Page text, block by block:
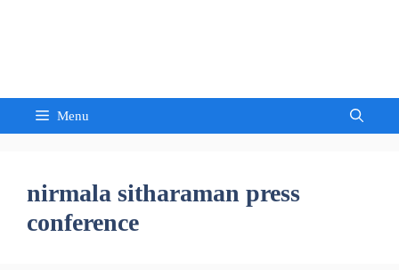
Menu
nirmala sitharaman press
conference